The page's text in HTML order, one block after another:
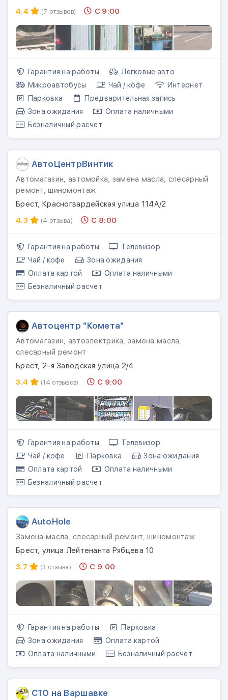
4.4
(7 отзывов) С 9:00
Гарантия на работы
Легковые авто
Микроавтобусы
Чай / кофе
Интернет
Парковка
Предварительная запись
Зона ожидания
Оплата наличными
Безналичный расчет
АвтоЦентрВинтик
Автомагазин, автомойка, замена масла, слесарный
ремонт, шиномонтаж
Брест, Красногвардейская улица 114А/2
4.3
(4 отзыва) С 8:00
Гарантия на работы
Телевизор
Чай / кофе
Зона ожидания
Оплата картой
Оплата наличными
Безналичный расчет
Автоцентр "Комета"
Автомагазин, автоэлектрика, замена масла,
слесарный ремонт
Брест, 2-я Заводская улица 2/4
3.4
(14 отзывов) С 9:00
Гарантия на работы
Телевизор
Чай / кофе
Парковка
Зона ожидания
Оплата картой
Оплата наличными
Безналичный расчет
AutoHole
Замена масла, слесарный ремонт, шиномонтаж
Брест, улица Лейтенанта Рябцева 10
3.7
(3 отзыва) С 9:00
Гарантия на работы
Парковка
Зона ожидания
Оплата картой
Оплата наличными
Безналичный расчет
СТО на Варшавке